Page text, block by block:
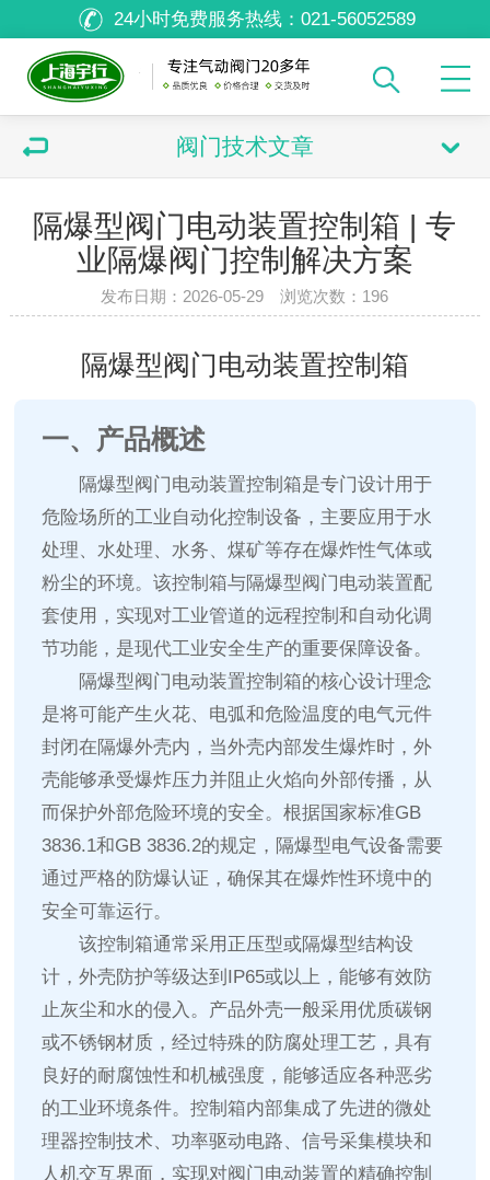
24小时免费服务热线： 021-56052589
阀门技术文章
隔爆型阀门电动装置控制箱 | 专
业隔爆阀门控制解决方案
发布日期：2026-05-29 浏览次数： 196
隔爆型阀门电动装置控制箱
一、产品概述
隔爆型阀门电动装置控制箱是专门设计用于
危险场所的工业自动化控制设备，主要应用于水
处理、水处理、水务、煤矿等存在爆炸性气体或
粉尘的环境。该控制箱与隔爆型阀门电动装置配
套使用，实现对工业管道的远程控制和自动化调
节功能，是现代工业安全生产的重要保障设备。
隔爆型阀门电动装置控制箱的核心设计理念
是将可能产生火花、电弧和危险温度的电气元件
封闭在隔爆外壳内，当外壳内部发生爆炸时，外
壳能够承受爆炸压力并阻止火焰向外部传播，从
而保护外部危险环境的安全。根据国家标准GB
3836.1和GB 3836.2的规定，隔爆型电气设备需要
通过严格的防爆认证，确保其在爆炸性环境中的
安全可靠运行。
该控制箱通常采用正压型或隔爆型结构设
计，外壳防护等级达到IP65或以上，能够有效防
止灰尘和水的侵入。产品外壳一般采用优质碳钢
或不锈钢材质，经过特殊的防腐处理工艺，具有
良好的耐腐蚀性和机械强度，能够适应各种恶劣
的工业环境条件。控制箱内部集成了先进的微处
理器控制技术、功率驱动电路、信号采集模块和
人机交互界面，实现对阀门电动装置的精确控制